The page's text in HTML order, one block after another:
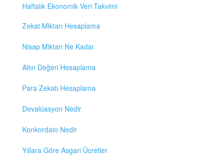
Haftalık Ekonomik Veri Takvimi
Zekat Miktarı Hesaplama
Nisap Miktarı Ne Kadar
Altın Değeri Hesaplama
Para Zekatı Hesaplama
Devalüasyon Nedir
Konkordato Nedir
Yıllara Göre Asgari Ücretler